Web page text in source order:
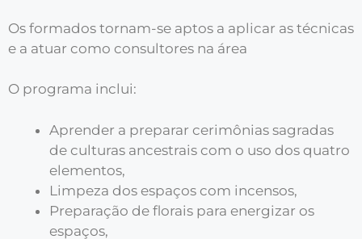
Os formados tornam-se aptos a aplicar as técnicas
e a atuar como consultores na área
O programa inclui:
Aprender a preparar cerimônias sagradas
de culturas ancestrais com o uso dos quatro
elementos,
Limpeza dos espaços com incensos,
Preparação de florais para energizar os
espaços,